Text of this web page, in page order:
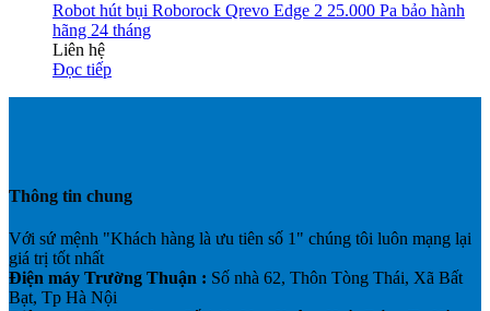
Robot hút bụi Roborock Qrevo Edge 2 25.000 Pa bảo hành
hãng 24 tháng
Liên hệ
Đọc tiếp
Thông tin chung
Với sứ mệnh "Khách hàng là ưu tiên số 1" chúng tôi luôn mạng lại
giá trị tốt nhất
Điện máy Trường Thuận : Số nhà 62, Thôn Tòng Thái, Xã Bất
Bạt, Tp Hà Nội